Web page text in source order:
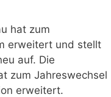
hat zum
erweitert und stellt
auf. Die
zum Jahreswechsel
erweitert.